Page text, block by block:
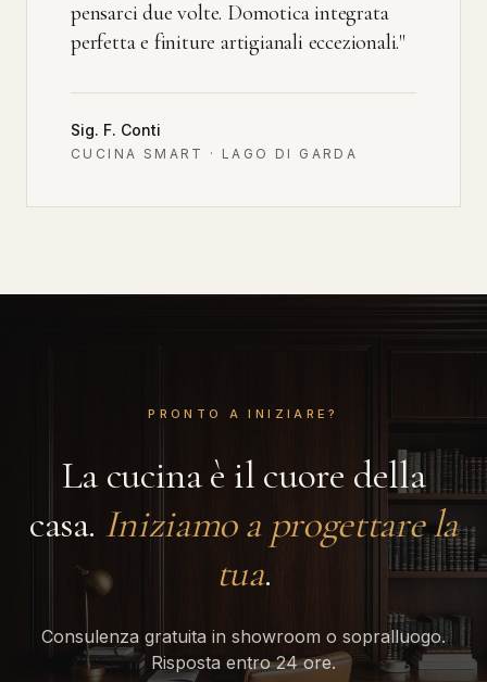
pensarci due volte. Domotica integrata
perfetta e finiture artigianali eccezionali."
Sig. F. Conti
CUCINA SMART · LAGO DI GARDA
PRONTO A INIZIARE?
La cucina è il cuore della
casa. Iniziamo a progettare la
tua.
Consulenza gratuita in showroom o sopralluogo.
Risposta entro 24 ore.